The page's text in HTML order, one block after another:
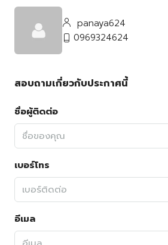
panaya624
0969324624
สอบถามเกี่ยวกับประกาศนี้
ชื่อผู้ติดต่อ
เบอร์โทร
อีเมล